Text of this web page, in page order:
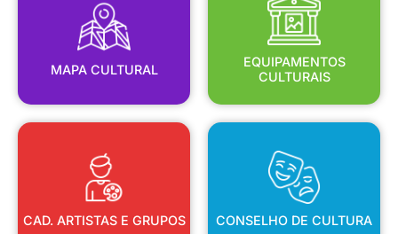
MAPA CULTURAL
MAPA CULTURAL
EQUIPAMENTOS
CULTURAIS
EQUIPAMENTOS
CAD. ARTISTAS E GRUPOS
CAD. ARTISTAS E GRUPOS
CONSELHO DE CULTURA
CONSELHO DE CULTURA